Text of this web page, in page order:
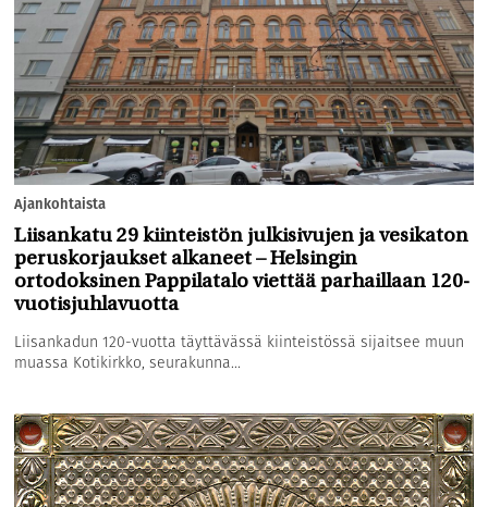
Ajankohtaista
Liisankatu 29 kiinteistön julkisivujen ja vesikaton
peruskorjaukset alkaneet – Helsingin
ortodoksinen Pappilatalo viettää parhaillaan 120-
vuotisjuhlavuotta
Liisankadun 120-vuotta täyttävässä kiinteistössä sijaitsee muun
muassa Kotikirkko, seurakunna...